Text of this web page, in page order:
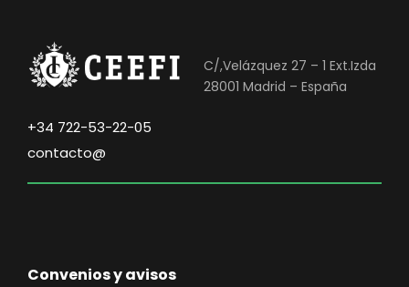
C/,Velázquez 27 – 1 Ext.Izda
28001 Madrid – España
+34 722-53-22-05
contacto@
Convenios y avisos